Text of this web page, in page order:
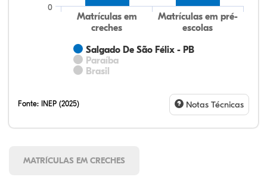
Salgado De São Félix - PB
Paraíba
Brasil
Matrículas em
creches
Matrículas em pré-
escolas
0
Fonte: INEP (2025) Notas Técnicas
MATRÍCULAS EM CRECHES